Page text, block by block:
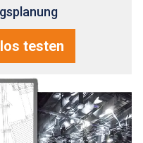
testen